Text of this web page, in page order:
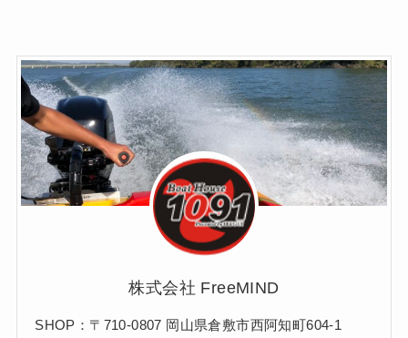
株式会社 FreeMIND
SHOP：〒710-0807 岡山県倉敷市西阿知町604-1